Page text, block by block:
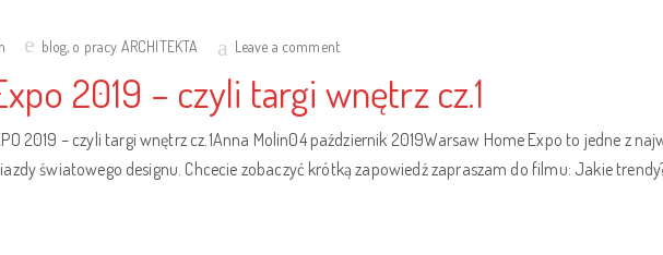
blog, o pracy ARCHITEKTA Leave a comment
2019 – czyli targi wnętrz cz.1
2019 – czyli targi wnętrz cz.1Anna Molin04 październik 2019Warsaw Home Expo to jedne z
światowego designu. Chcecie zobaczyć krótką zapowiedź zapraszam do filmu: Jakie